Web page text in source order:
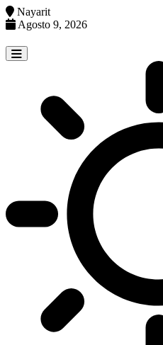
Nayarit
Agosto 9, 2026
to
content